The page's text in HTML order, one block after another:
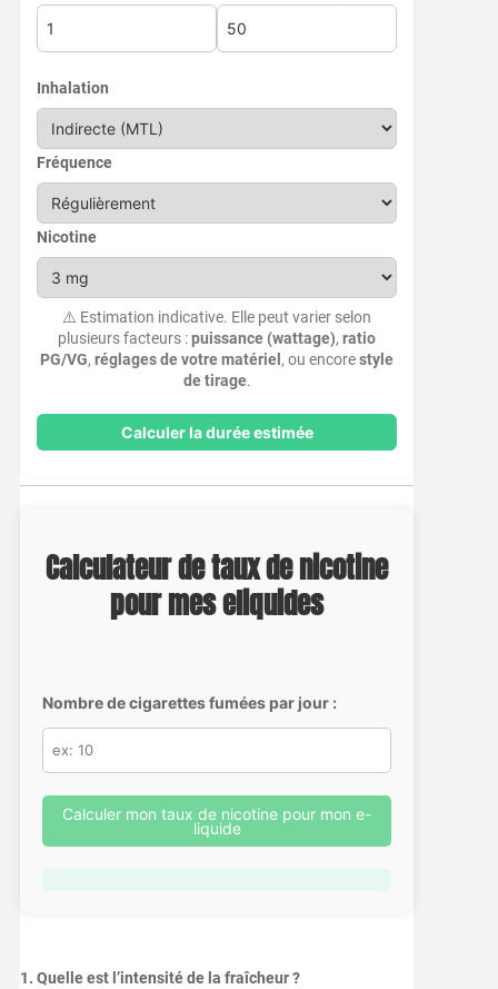
Inhalation
Fréquence
Nicotine
⚠️ Estimation indicative. Elle peut varier selon
plusieurs facteurs :puissance (wattage),ratio
PG/VG,réglages de votre matériel , ou encorestyle
de tirage.
Calculer la durée estimée
Calculateur de taux de nicotine
pour mes eliquides
Nombre de cigarettes fumées par jour :
Calculer mon taux de nicotine pour mon e-
liquide
1. Quelle est l’intensité de la fraîcheur ?